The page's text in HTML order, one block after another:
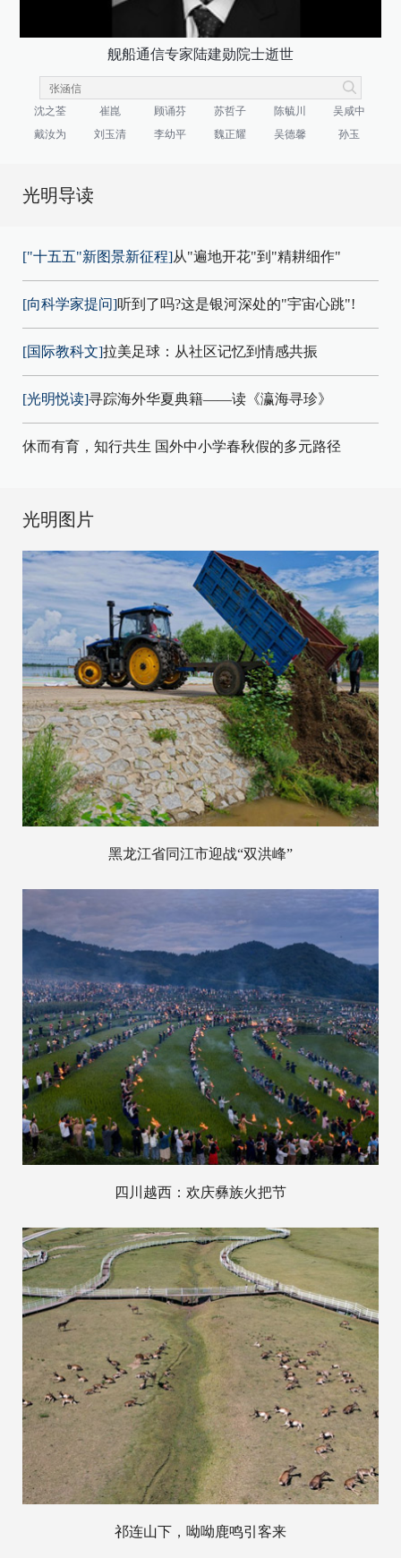
舰船通信专家陆建勋院士逝世
沈之荃 崔崑 顾诵芬 苏哲子 陈毓川
吴咸中
戴汝为
刘玉清 李幼平 魏正耀 吴德馨 孙玉
光明导读
["十五五"新图景新征程]从"遍地开花"到"精耕细作"
[向科学家提问]听到了吗?这是银河深处的"宇宙心跳"!
[国际教科文]拉美足球：从社区记忆到情感共振
[光明悦读]寻踪海外华夏典籍——读《瀛海寻珍》
休而有育，知行共生 国外中小学春秋假的多元路径
光明图片
黑龙江省同江市迎战“双洪峰”
四川越西：欢庆彝族火把节
祁连山下，呦呦鹿鸣引客来